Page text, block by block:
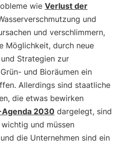
wie Verlust der
und
und verschlimmern,
Möglichkeit, durch neue
Strategien zur
und Bioräumen ein
Allerdings sind staatliche
die etwas bewirken
Agenda 2030 dargelegt, sind
und müssen
die Unternehmen sind ein